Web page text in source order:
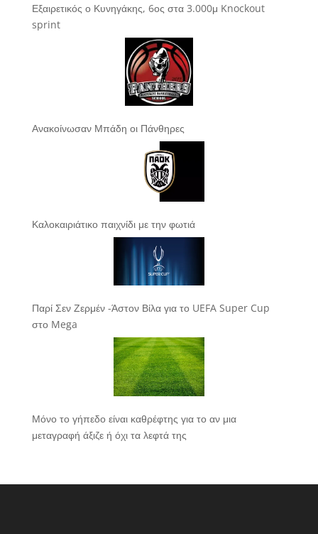
Εξαιρετικός ο Κυνηγάκης, 6ος στα 3.000μ Knockout
sprint
Ανακοίνωσαν Μπάδη οι Πάνθηρες
Καλοκαιριάτικο παιχνίδι με την φωτιά
Παρί Σεν Ζερμέν -Άστον Βίλα για το UEFA Super Cup
στο Mega
Μόνο το γήπεδο είναι καθρέφτης για το αν μια
μεταγραφή άξιζε ή όχι τα λεφτά της